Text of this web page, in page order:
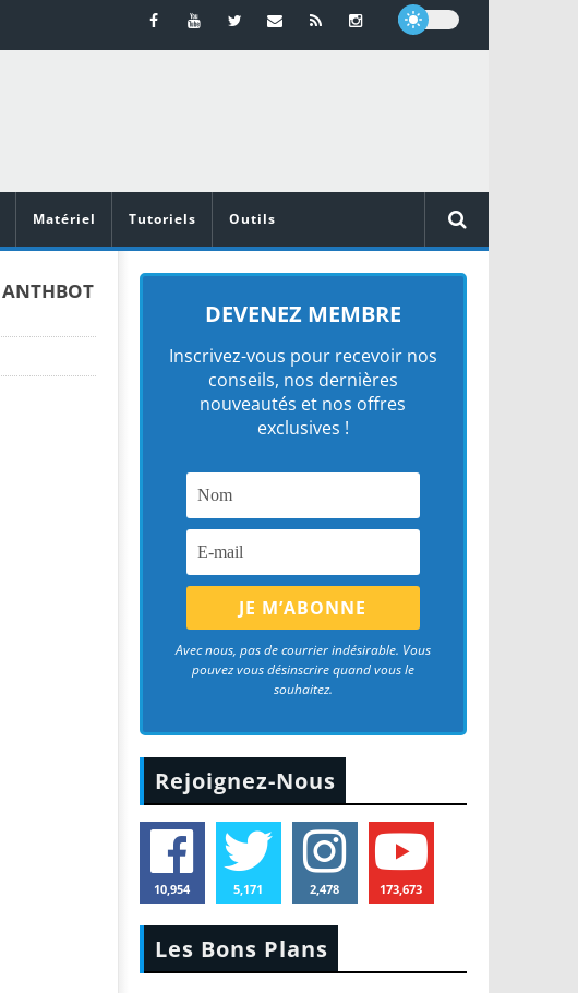
Matériel Tutoriels Outils
ANTHBOT
DEVENEZ MEMBRE
Inscrivez-vous pour recevoir nos
conseils, nos dernières
nouveautés et nos offres
exclusives !
Avec nous, pas de courrier indésirable. Vous
pouvez vous désinscrire quand vous le
souhaitez.
Rejoignez-Nous
10,954 5,171 2,478 173,673
Les Bons Plans